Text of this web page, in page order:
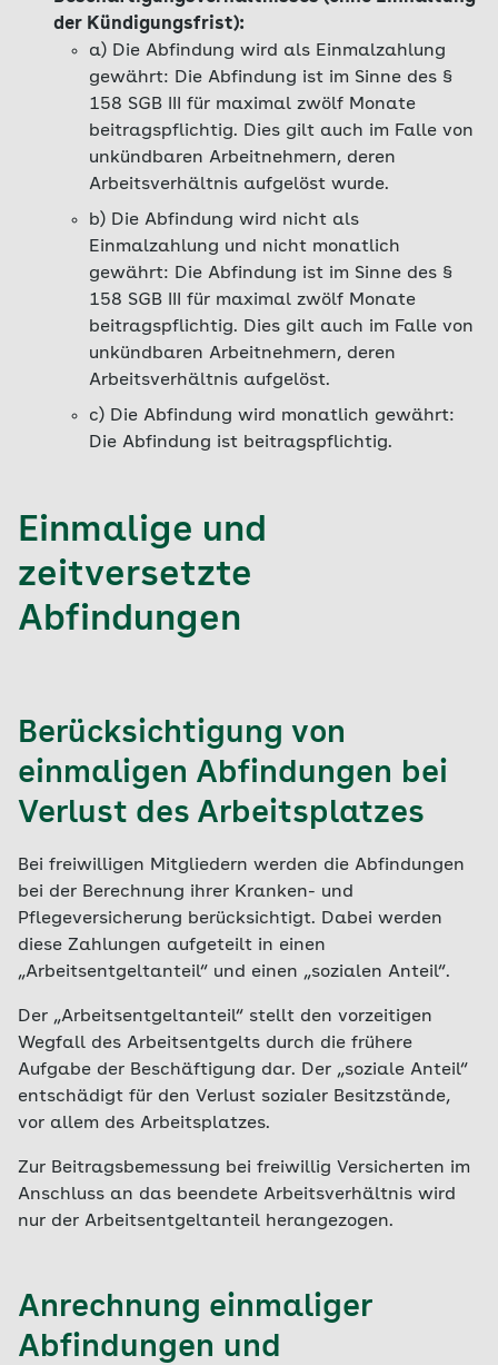
der Kündigungsfrist):
a) Die Abfindung wird als Einmalzahlung
gewährt: Die Abfindung ist im Sinne des §
158 SGB III
für maximal zwölf Monate
beitragspflichtig. Dies gilt auch im Falle von
unkündbaren Arbeitnehmern, deren
Arbeitsverhältnis aufgelöst wurde.
b) Die Abfindung wird nicht als
Einmalzahlung und nicht monatlich
gewährt: Die Abfindung ist im Sinne des §
158 SGB III
für maximal zwölf Monate
beitragspflichtig. Dies gilt auch im Falle von
unkündbaren Arbeitnehmern, deren
Arbeitsverhältnis aufgelöst.
c) Die Abfindung wird monatlich gewährt:
Die Abfindung ist beitragspflichtig.
Einmalige und
zeitversetzte
Abfindungen
Berücksichtigung von
einmaligen Abfindungen bei
Verlust des Arbeitsplatzes
Bei freiwilligen Mitgliedern werden die Abfindungen
bei der Berechnung ihrer Kranken- und
Pflegeversicherung berücksichtigt. Dabei werden
diese Zahlungen aufgeteilt in einen
„Arbeitsentgeltanteil“ und einen „sozialen Anteil“.
Der „Arbeitsentgeltanteil“ stellt den vorzeitigen
Wegfall des Arbeitsentgelts durch die frühere
Aufgabe der Beschäftigung dar. Der „soziale Anteil“
entschädigt für den Verlust sozialer Besitzstände,
vor allem des Arbeitsplatzes.
Zur Beitragsbemessung bei freiwillig Versicherten im
Anschluss an das beendete Arbeitsverhältnis wird
nur der Arbeitsentgeltanteil herangezogen.
Anrechnung einmaliger
Abfindungen und